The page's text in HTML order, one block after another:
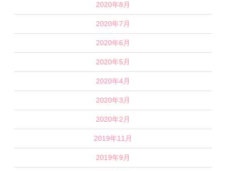
2020年8月
2020年7月
2020年6月
2020年5月
2020年4月
2020年3月
2020年2月
2019年11月
2019年9月